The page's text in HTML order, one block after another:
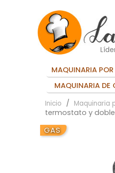
MAQUINARIA POR
MAQUINARIA
Inicio Maquinaria
termostato y
GAS